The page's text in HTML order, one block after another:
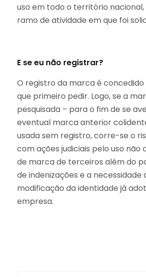
uso em todo o território
ramo de atividade em que foi
E se eu não registrar?⁣
O registro da marca é
que primeiro pedir. Logo, se a
pesquisada – para o fim de se
eventual marca anterior
usada sem registro, corre-se o
com ações judiciais pelo uso não
de marca de terceiros além do
de indenizações e a necessidade
modificação da identidade já
empresa.⁣